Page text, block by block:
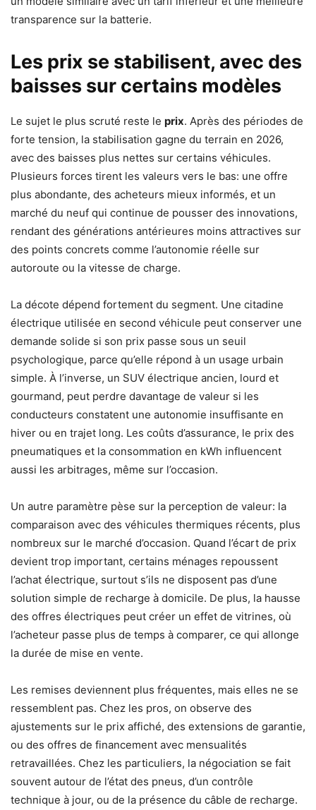
transparence sur la batterie.
Les prix se stabilisent, avec des
baisses sur certains modèles
Le sujet le plus scruté reste le prix. Après des périodes de
forte tension, la stabilisation gagne du terrain en 2026,
avec des baisses plus nettes sur certains véhicules.
Plusieurs forces tirent les valeurs vers le bas: une offre
plus abondante, des acheteurs mieux informés, et un
marché du neuf qui continue de pousser des innovations,
rendant des générations antérieures moins attractives sur
des points concrets comme l’autonomie réelle sur
autoroute ou la vitesse de charge.
La décote dépend fortement du segment. Une citadine
électrique utilisée en second véhicule peut conserver une
demande solide si son prix passe sous un seuil
psychologique, parce qu’elle répond à un usage urbain
simple. À l’inverse, un SUV électrique ancien, lourd et
gourmand, peut perdre davantage de valeur si les
conducteurs constatent une autonomie insuffisante en
hiver ou en trajet long. Les coûts d’assurance, le prix des
pneumatiques et la consommation en kWh influencent
aussi les arbitrages, même sur l’occasion.
Un autre paramètre pèse sur la perception de valeur: la
comparaison avec des véhicules thermiques récents, plus
nombreux sur le marché d’occasion. Quand l’écart de prix
devient trop important, certains ménages repoussent
l’achat électrique, surtout s’ils ne disposent pas d’une
solution simple de recharge à domicile. De plus, la hausse
des offres électriques peut créer un effet de vitrines, où
l’acheteur passe plus de temps à comparer, ce qui allonge
la durée de mise en vente.
Les remises deviennent plus fréquentes, mais elles ne se
ressemblent pas. Chez les pros, on observe des
ajustements sur le prix affiché, des extensions de garantie,
ou des offres de financement avec mensualités
retravaillées. Chez les particuliers, la négociation se fait
souvent autour de l’état des pneus, d’un contrôle
technique à jour, ou de la présence du câble de recharge.